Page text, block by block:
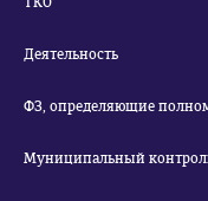
Деятельность
ФЗ, определяющие
Муниципальный